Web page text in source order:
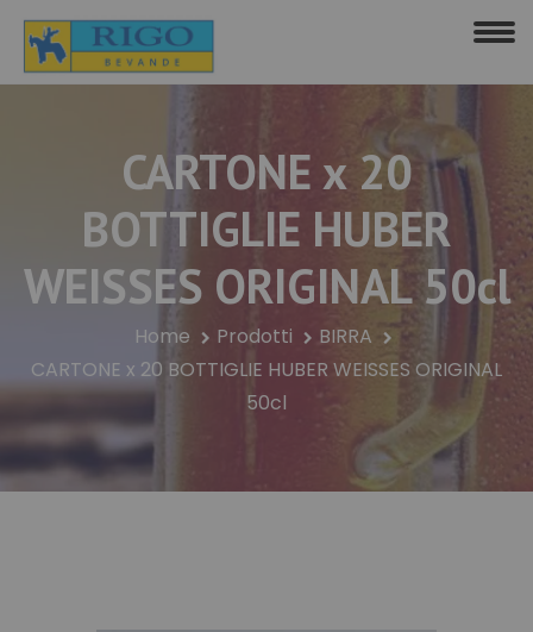
CARTONE x 20
BOTTIGLIE HUBER
WEISSES ORIGINAL 50cl
Home Prodotti
BIRRA
CARTONE x 20 BOTTIGLIE HUBER WEISSES ORIGINAL
50cl